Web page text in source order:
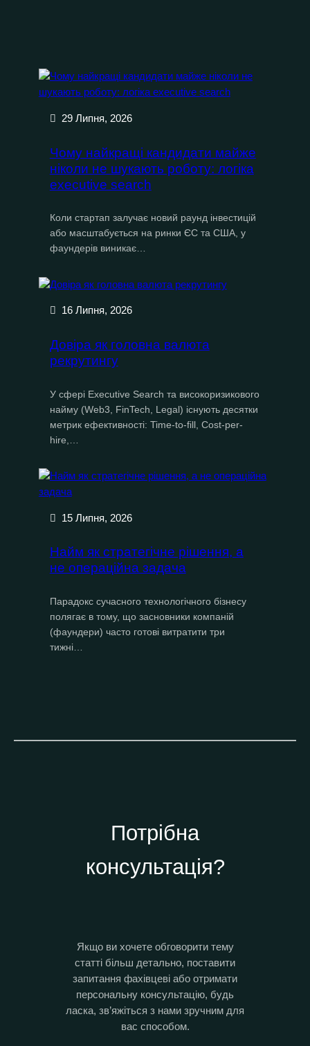
29 Липня, 2026
Чому найкращі кандидати майже
ніколи не шукають роботу: логіка
executive search
Коли стартап залучає новий раунд інвестицій
або масштабується на ринки ЄС та США, у
фаундерів виникає…
16 Липня, 2026
Довіра як головна валюта
рекрутингу
У сфері Executive Search та високоризикового
найму (Web3, FinTech, Legal) існують десятки
метрик ефективності: Time-to-fill, Cost-per-
hire,…
15 Липня, 2026
Найм як стратегічне рішення, а
не операційна задача
Парадокс сучасного технологічного бізнесу
полягає в тому, що засновники компаній
(фаундери) часто готові витратити три
тижні…
Потрібна
консультація?
Якщо ви хочете обговорити тему
статті більш детально, поставити
запитання фахівцеві або отримати
персональну консультацію, будь
ласка, зв’яжіться з нами зручним для
вас способом.